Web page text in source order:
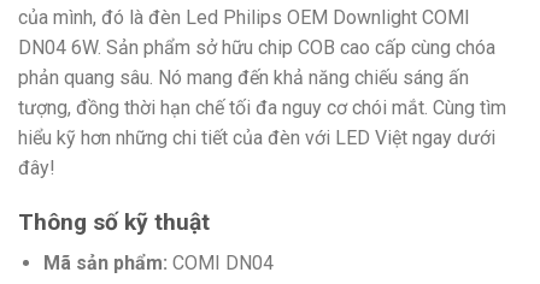
của mình, đó là đèn Led Philips OEM Downlight COMI
DN04 6W. Sản phẩm sở hữu chip COB cao cấp cùng chóa
phản quang sâu. Nó mang đến khả năng chiếu sáng ấn
tượng, đồng thời hạn chế tối đa nguy cơ chói mắt. Cùng tìm
hiểu kỹ hơn những chi tiết của đèn với LED Việt ngay dưới
đây!
Thông số kỹ thuật
Mã sản phẩm: COMI DN04